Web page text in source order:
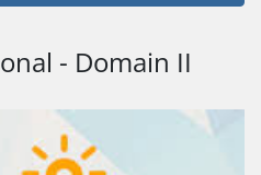
- Domain II